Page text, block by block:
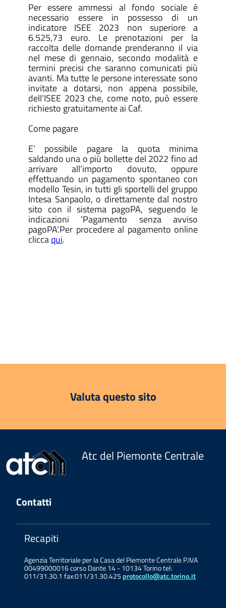
Per essere ammessi al fondo sociale è
necessario essere in possesso di un
indicatore ISEE 2023 non superiore a
6.525,73 euro. Le prenotazioni per la
raccolta delle domande prenderanno il via
nel mese di gennaio, secondo modalità e
termini precisi che saranno comunicati più
avanti. Ma tutte le persone interessate sono
invitate a dotarsi, non appena possibile,
dell’ISEE 2023 che, come noto, può essere
richiesto gratuitamente ai Caf.
Come pagare
E’ possibile pagare la quota minima
saldando una o più bollette del 2022 fino ad
arrivare all’importo dovuto, oppure
effettuando un pagamento spontaneo con
modello Tesin, in tutti gli sportelli del gruppo
Intesa Sanpaolo, o direttamente dal nostro
sito con il sistema pagoPA, seguendo le
indicazioni ‘Pagamento senza avviso
pagoPA’.Per procedere al pagamento online
cliccaqui.
.
Valuta questo sito
Atc del Piemonte Centrale
Contatti
Recapiti
Agenzia Territoriale per la Casa del Piemonte Centrale P.IVA
00499000016 corso Dante 14 - 10134 Torino tel:
011/31.30.1 fax:011/31.30.425 protocollo@atc.torino.it